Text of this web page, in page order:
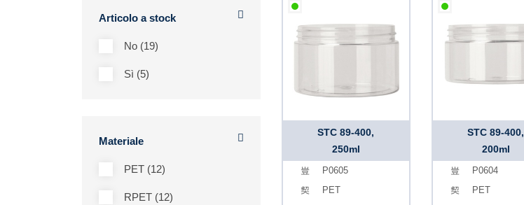
Articolo a stock
No (19)
Sì (5)
Materiale
PET (12)
RPET (12)
STC 89-400,
250ml
P0605
PET
STC 89-400,
200ml
P0604
PET